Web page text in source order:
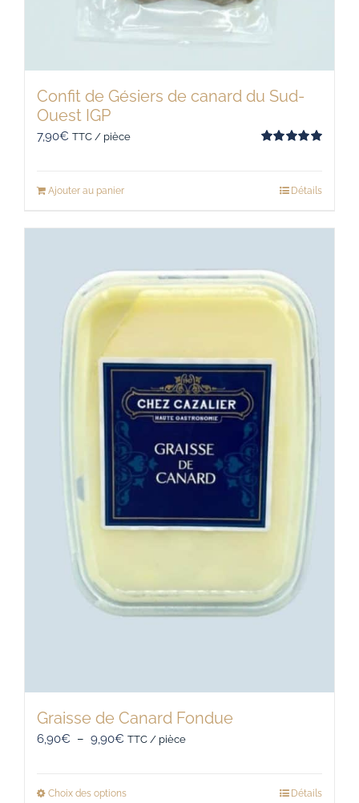
Confit de Gésiers de canard du Sud-
Ouest IGP
7,90€ TTC / pièce
Ajouter au panier Détails
Graisse de Canard Fondue
6,90€ – 9,90€Plage
TTC / pièce
Choix des optionsCe
Détails